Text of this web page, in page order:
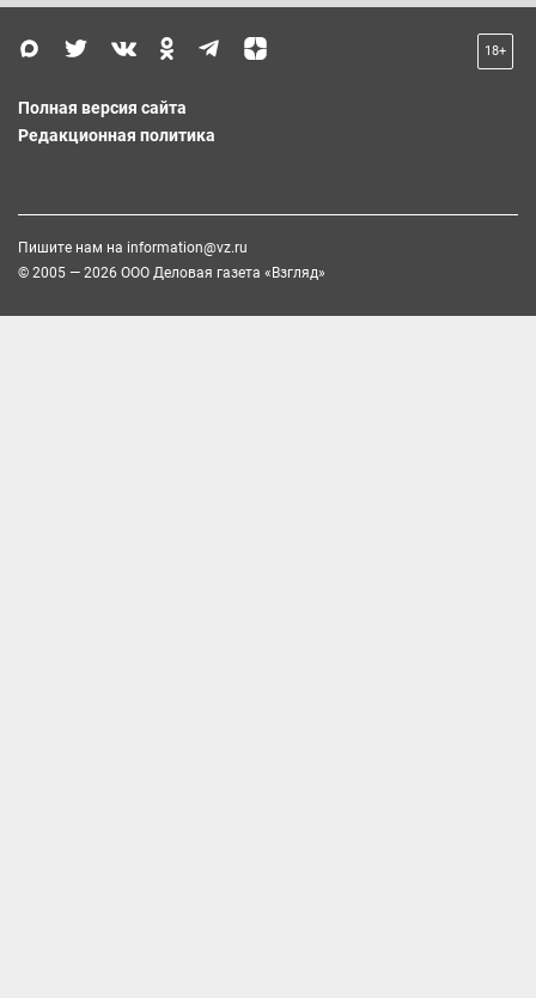
18+
Полная версия сайта
Редакционная политика
Пишите нам на information@vz.ru
© 2005 — 2026 ООО Деловая газета «Взгляд»